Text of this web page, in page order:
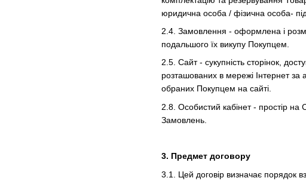
юридична особа / фізична особа-
2.4. Замовлення - оформлена і
подальшого їх викупу Покупцем.
2.5. Сайт - сукупність сторінок,
розташованих в мережі Інтернет за
обраних Покупцем на сайті.
2.8. Особистий кабінет - простір на
Замовлень.
3. Предмет договору
3.1. Цей договір визначає порядок